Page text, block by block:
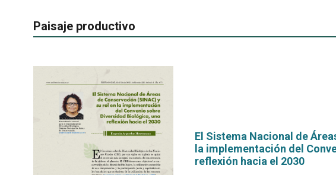
Paisaje productivo
El Sistema Nacional de
la implementación del
reflexión hacia el 2030